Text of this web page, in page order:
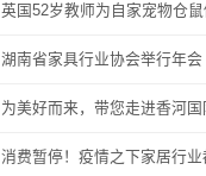
英国52岁教师为自家宠物仓
湖南省家具行业协会举行年
为美好而来，带您走进香河
消费暂停！疫情之下家居行